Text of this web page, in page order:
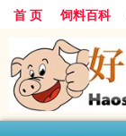
首 页 饲料百科